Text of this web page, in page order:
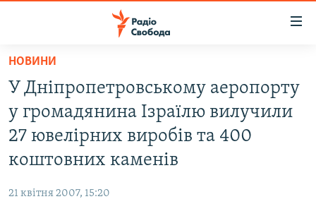
Перейти
основного
матеріалу
Перейти
до
основної
Перейти
ВСЕ ЗА ДОБУ
СТАТТІ
ДОНБАС.РЕАЛІЇ
НОВИНИ
У Дніпропетровському аеропорту
у громадянина Ізраїлю вилучили
27 ювелірних виробів та 400
коштовних каменів
21 квітня 2007, 15:20